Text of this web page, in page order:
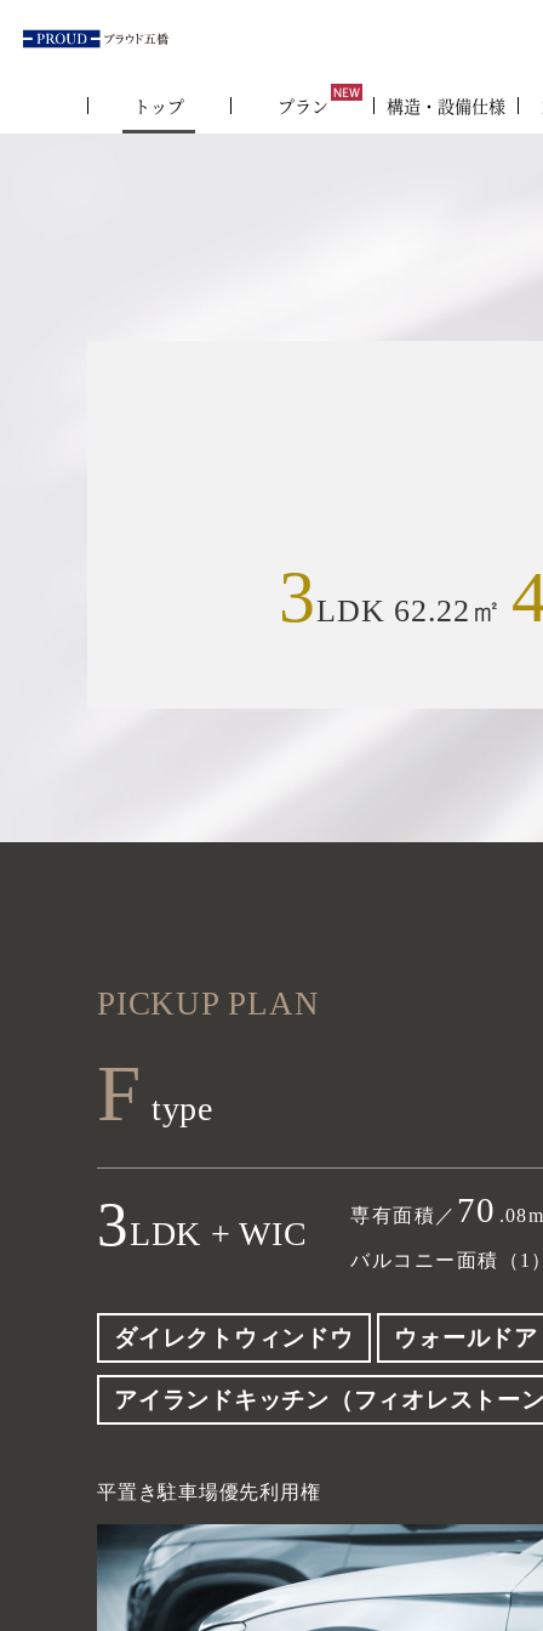
トップ プラン 構造・設備仕様
3LDK 62.22㎡
PICKUP PLAN
F type
3LDK + WIC 専有面積／ 70
バルコニー面積（1
ダイレクトウィンドウ ウォールドア
アイランドキッチン（フィオレストー
平置き駐車場優先利用権